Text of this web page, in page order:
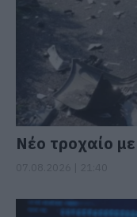
Νέο τροχαίο με